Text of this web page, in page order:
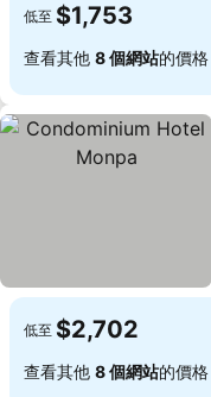
低至 $1,753
查看其他 8 個網站的價格
低至 $2,702
查看其他 8 個網站的價格